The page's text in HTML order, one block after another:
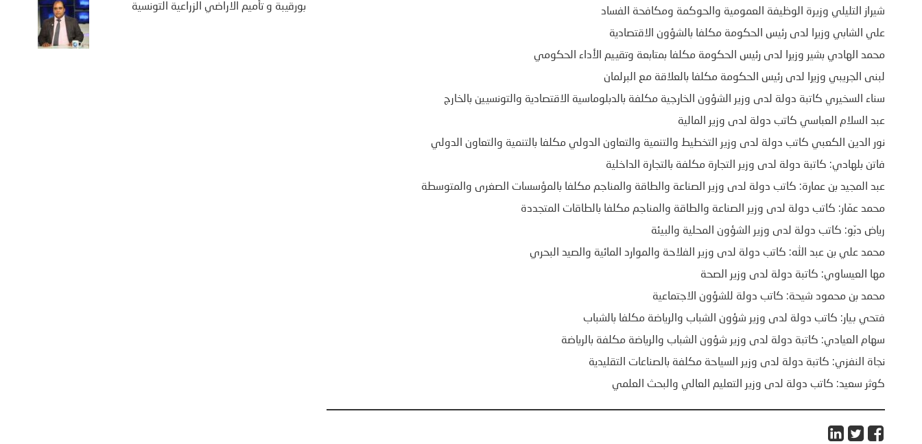
شيراز التليلي وزيرة الوظيفة العمومية والحوكمة ومكافحة الفساد
علي الشابي وزيرا لدى رئيس الحكومة مكلفا بالشؤون الاقتصادية
محمد الهادي بشير وزيرا لدى رئيس الحكومة مكلفا بمتابعة وتقييم الأداء الحكومي
لبنى الجريبي وزيرا لدى رئيس الحكومة مكلفا بالعلاقة مع البرلمان
سناء السخيري كاتبة دولة لدى وزير الشؤون الخارجية مكلفة بالدبلوماسية الاقتصادية والتونسيين بالخارج
عبد السلام العباسي كاتب دولة لدى وزير المالية
نور الدين الكعبي كاتب دولة لدى وزير التخطيط والتنمية والتعاون الدولي مكلفا بالتنمية والتعاون الدولي
فاتن بلهادي: كاتبة دولة لدى وزير التجارة مكلفة بالتجارة الداخلية
عبد المجيد بن عمارة: كاتب دولة لدى وزير الصناعة والطاقة والمناجم مكلفا بالمؤسسات الصغرى والمتوسطة
محمد عمّار: كاتب دولة لدى وزير الصناعة والطاقة والمناجم مكلفا بالطاقات المتجددة
رياض دبّو: كاتب دولة لدى وزير الشؤون المحلية والبيئة
محمد علي بن عبد الله: كاتب دولة لدى وزير الفلاحة والموارد المائية والصيد البحري
مها العيساوي: كاتبة دولة لدى وزير الصحة
محمد بن محمود شيحة: كاتب دولة للشؤون الاجتماعية
فتحي بيار: كاتب دولة لدى وزير شؤون الشباب والرياضة مكلفا بالشباب
سهام العيادي: كاتبة دولة لدى وزير شؤون الشباب والرياضة مكلفة بالرياضة
نجاة النفزي: كاتبة دولة لدى وزير السياحة مكلفة بالصناعات التقليدية
كوثر سعيد: كاتب دولة لدى وزير التعليم العالي والبحث العلمي
بورقيبة و تأميم الاراضي الزراعية التونسية